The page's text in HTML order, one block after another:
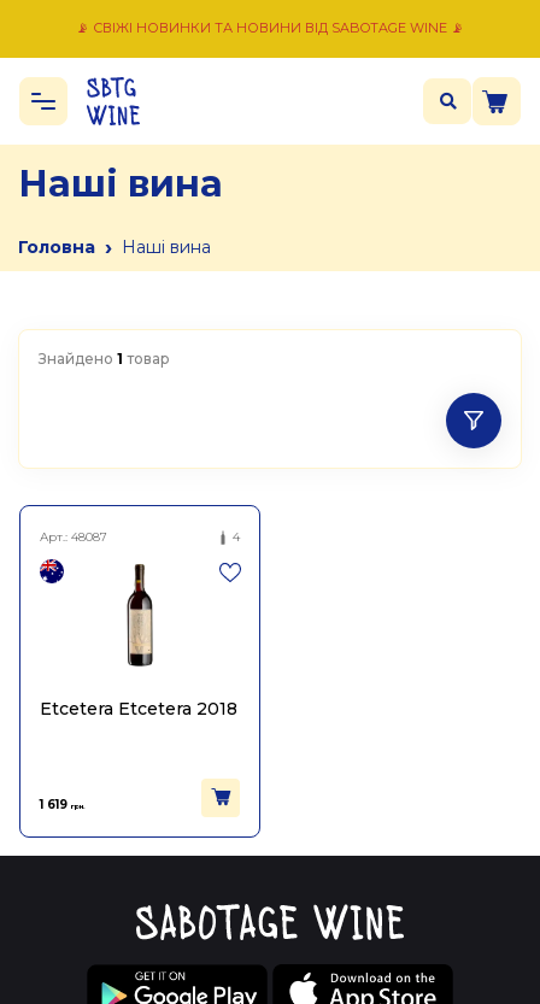
📡 СВІЖІ НОВИНКИ ТА НОВИНИ ВІД SABOTAGE WINE 📡
Наші вина
Головна › Наші вина
Знайдено 1 товар
Арт.: 48087 4
Etcetera Etcetera 2018
1 619 грн.